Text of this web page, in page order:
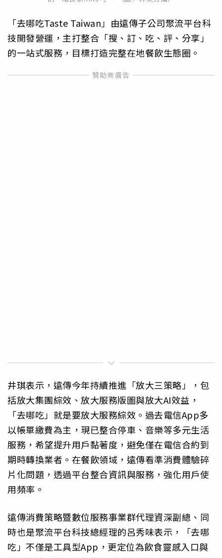
「去哪吃Taste Taiwan」由遠傳子公司聚流平台科
技開發營運，主打整合「搜、訂、吃、評、分享」
的一站式服務，目標打造完整在地餐飲生態圈。
井琪表示，遠傳今年持續推進「放大三策略」，包
括放大集團綜效、放大服務版圖與放大AI效益，
「去哪吃」就是要放大服務綜效。過去電信App多
以帳單繳費為主，現已整合停車、音樂等多元生活
服務，希望提升用戶黏著度，避免僅在電信合約到
期時轉換業者。在餐飲領域，遠傳看準消費體驗碎
片化問題，透過平台整合資訊與服務，強化用戶使
用頻率。
遠傳消費策略暨數位服務事業群代理資深副總、同
時也是聚流平台科技總經理的呂秀味表示，「去哪
吃」不僅是工具型App，更定位為飲食靈感入口與